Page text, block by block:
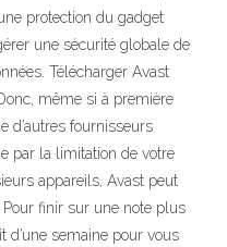
protection du gadget
une sécurité globale de
Télécharger Avast
même si à première
d’autres fournisseurs
par la limitation de votre
appareils, Avast peut
finir sur une note plus
d’une semaine pour vous